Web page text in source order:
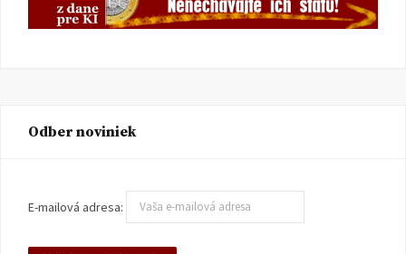
Odber noviniek
E-mailová adresa: